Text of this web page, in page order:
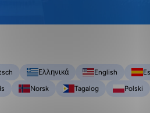
Ελληνικά English
Norsk Tagalog Polski